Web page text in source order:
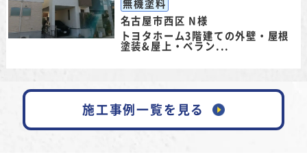
無機塗料
名古屋市西区 N様
トヨタホーム3階建ての外壁・屋根
塗装&屋上・ベラン...
施工事例一覧を見る